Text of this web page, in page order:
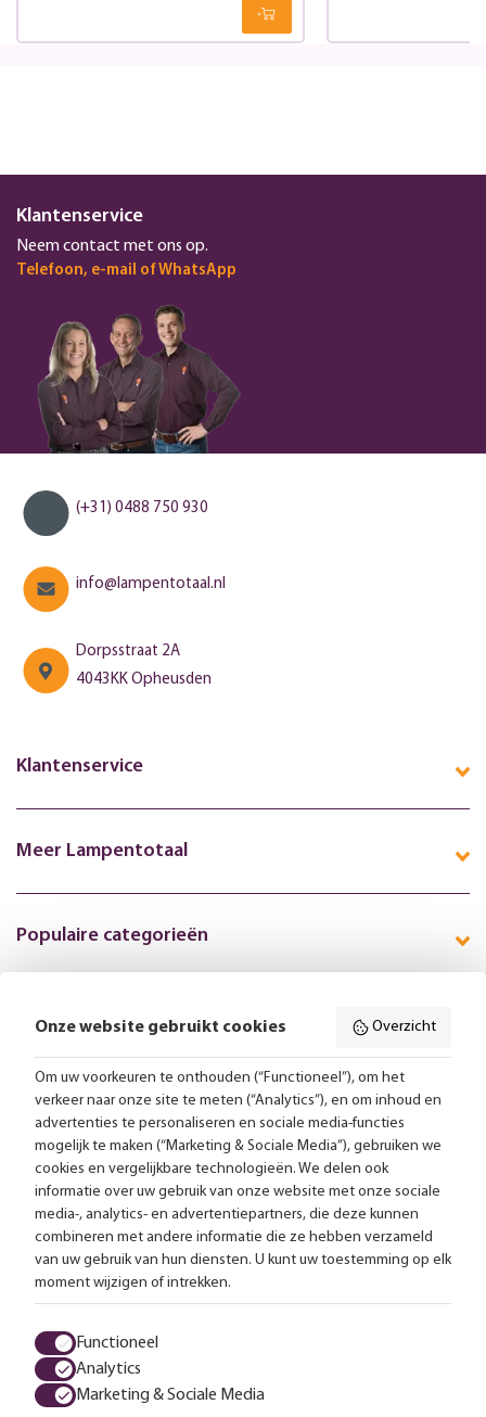
Klantenservice
Neem contact met ons op.
Telefoon, e-mail of WhatsApp
(+31) 0488 750 930
info@lampentotaal.nl
Dorpsstraat 2A
4043KK Opheusden
Klantenservice
Meer Lampentotaal
Populaire categorieën
Volg ons online:
Gratis bezorging vanaf 99,-
Advies op maat
Meer dan 25.000 lampen op voorraad
4.57 uit 2853 reviews
Algemene voorwaarden
Onze website gebruikt cookies Overzicht
Om uw voorkeuren te onthouden (“Functioneel”), om het
verkeer naar onze site te meten (“Analytics”), en om inhoud en
advertenties te personaliseren en sociale media-functies
mogelijk te maken (“Marketing & Sociale Media”), gebruiken we
cookies en vergelijkbare technologieën. We delen ook
informatie over uw gebruik van onze website met onze sociale
media-, analytics- en advertentiepartners, die deze kunnen
combineren met andere informatie die ze hebben verzameld
van uw gebruik van hun diensten. U kunt uw toestemming op elk
moment wijzigen of intrekken.
Functioneel
Analytics
Marketing & Sociale Media